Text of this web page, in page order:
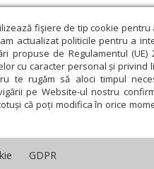
fişiere de tip cookie
actualizat politicile pentru a
propuse de Regulamentul
cu caracter personal și
te rugăm să aloci timpul
pe Website-ul nostru
că poți modifica în orice
GDPR
An omagial
Teologie și spiritualitate